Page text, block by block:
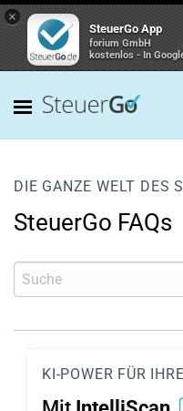
×
SteuerGo App
forium GmbH
kostenlos - In
DIE GANZE WELT DES
SteuerGo FAQs
KI-POWER FÜR